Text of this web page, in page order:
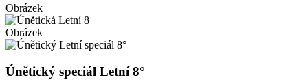
Obrázek
Obrázek
Únětický speciál Letní 8°